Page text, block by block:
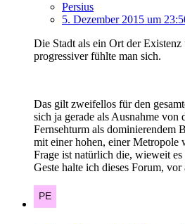
Persius
5. Dezember 2015 um
Die Stadt als ein Ort der
progressiver fühlte man sich.
Das gilt zweifellos für den
sich ja gerade als Ausnahme
Fernsehturm als dominierendem
mit einer hohen, einer Metropole
Frage ist natürlich die, wieweit
Geste halte ich dieses Forum,